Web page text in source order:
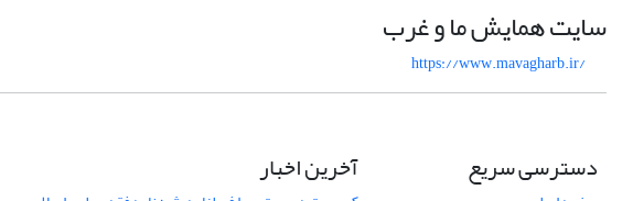
سایت همایش ما و غرب
https://www.mavagharb.ir/
دسترسی سریع آخرین اخبار